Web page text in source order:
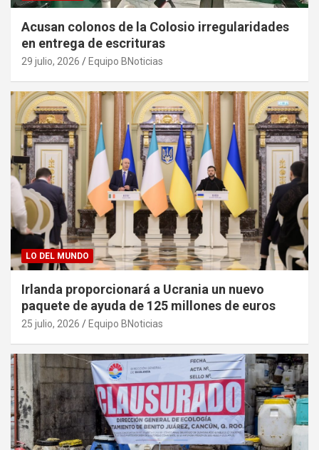
Acusan colonos de la Colosio irregularidades
en entrega de escrituras
29 julio, 2026 Equipo BNoticias
LO DEL MUNDO
Irlanda proporcionará a Ucrania un nuevo
paquete de ayuda de 125 millones de euros
25 julio, 2026 Equipo BNoticias